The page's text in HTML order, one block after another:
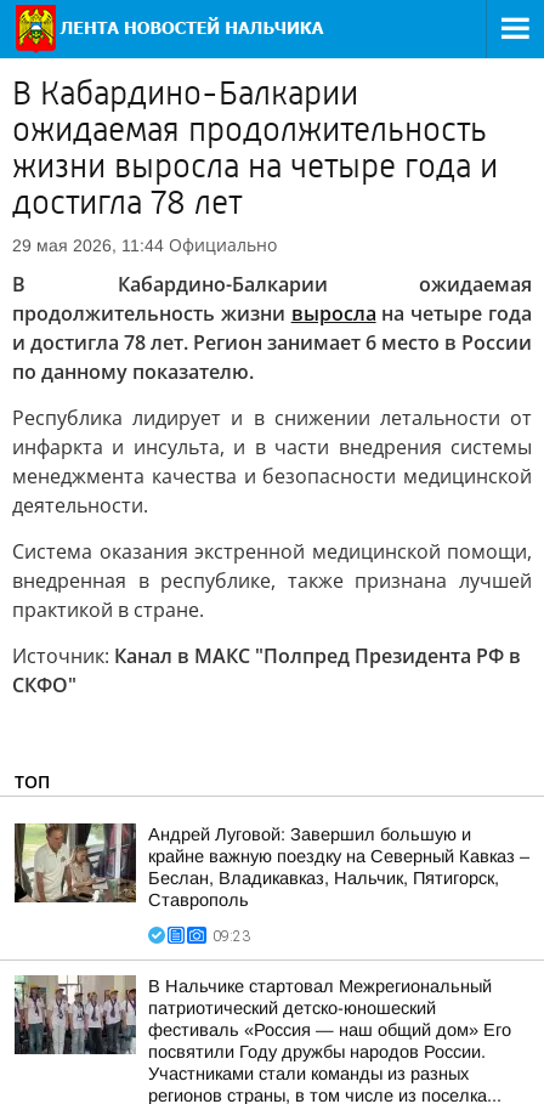
В Кабардино-Балкарии
ожидаемая продолжительность
жизни выросла на четыре года и
достигла 78 лет
29 мая 2026, 11:44 Официально
В Кабардино-Балкарии ожидаемая
продолжительность жизни выросла на четыре года
и достигла 78 лет. Регион занимает 6 место в России
по данному показателю.
Республика лидирует и в снижении летальности от
инфаркта и инсульта, и в части внедрения системы
менеджмента качества и безопасности медицинской
деятельности.
Система оказания экстренной медицинской помощи,
внедренная в республике, также признана лучшей
практикой в стране.
Источник: Канал в МАКС "Полпред Президента РФ в
СКФО"
ТОП
Андрей Луговой: Завершил большую и
крайне важную поездку на Северный Кавказ –
Беслан, Владикавказ, Нальчик, Пятигорск,
Ставрополь
09:23
В Нальчике стартовал Межрегиональный
патриотический детско-юношеский
фестиваль «Россия — наш общий дом» Его
посвятили Году дружбы народов России.
Участниками стали команды из разных
регионов страны, в том числе из поселка...